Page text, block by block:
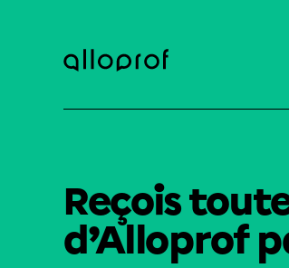
Reçois
d’Alloprof